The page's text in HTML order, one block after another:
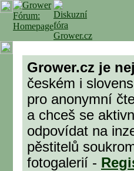
Grower.cz je
českém i
pro anonymní
a chceš se
odpovídat na
pěstitelů
fotogalerií -